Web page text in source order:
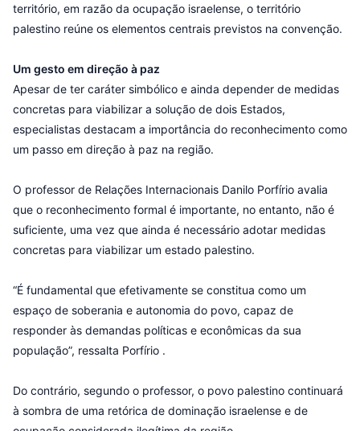
território, em razão da ocupação israelense, o território
palestino reúne os elementos centrais previstos na convenção.
Um gesto em direção à paz
Apesar de ter caráter simbólico e ainda depender de medidas
concretas para viabilizar a solução de dois Estados,
especialistas destacam a importância do reconhecimento como
um passo em direção à paz na região.
O professor de Relações Internacionais Danilo Porfírio avalia
que o reconhecimento formal é importante, no entanto, não é
suficiente, uma vez que ainda é necessário adotar medidas
concretas para viabilizar um estado palestino.
“É fundamental que efetivamente se constitua como um
espaço de soberania e autonomia do povo, capaz de
responder às demandas políticas e econômicas da sua
população”, ressalta Porfírio .
Do contrário, segundo o professor, o povo palestino continuará
à sombra de uma retórica de dominação israelense e de